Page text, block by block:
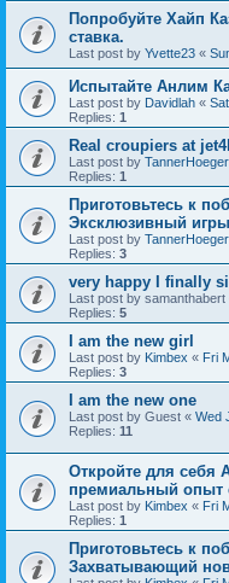
Попробуйте Хайп
ставка.
Last post by Yvette23 «
Испытайте Анлим
Last post by Davidlah «
Replies: 1
Real croupiers at
Last post by TannerHoeger
Replies: 1
Приготовьтесь к
Эксклюзивный
Last post by TannerHoeger
Replies: 3
very happy I finally
Last post by samanthabert
Replies: 5
I am the new girl
Last post by Kimbex « Fri
Replies: 3
I am the new one
Last post by Guest « Wed
Replies: 11
Откройте для себя
премиальный опыт
Last post by Kimbex « Fri
Replies: 1
Приготовьтесь к
Захватывающий